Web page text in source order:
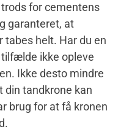
for cementens
garanteret, at
tabes helt. Har du en
tilfælde ikke opleve
Ikke desto mindre
din tandkrone kan
brug for at få kronen